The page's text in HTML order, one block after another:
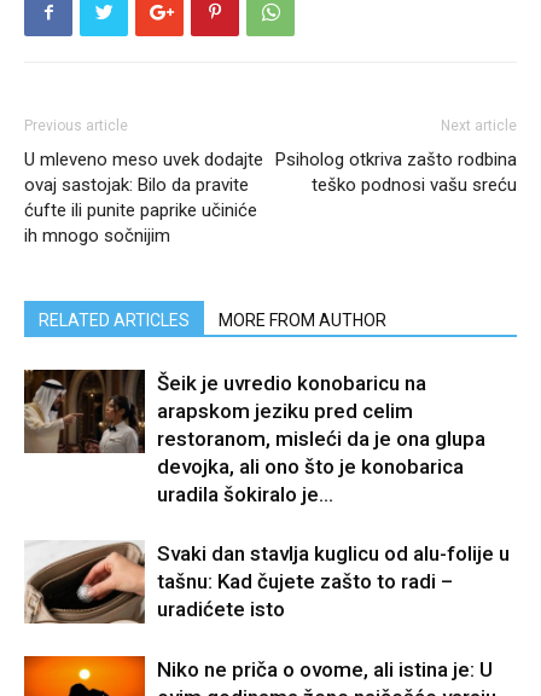
Previous article
U mleveno meso uvek dodajte
ovaj sastojak: Bilo da pravite
ćufte ili punite paprike učiniće
ih mnogo sočnijim
Next article
Psiholog otkriva zašto rodbina
teško podnosi vašu sreću
RELATED ARTICLES MORE FROM AUTHOR
Šeik je uvredio konobaricu na
arapskom jeziku pred celim
restoranom, misleći da je ona glupa
devojka, ali ono što je konobarica
uradila šokiralo je...
Svaki dan stavlja kuglicu od alu-folije u
tašnu: Kad čujete zašto to radi –
uradićete isto
Niko ne priča o ovome, ali istina je: U